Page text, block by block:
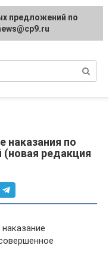
места
наказания по
(новая редакция
предложений по